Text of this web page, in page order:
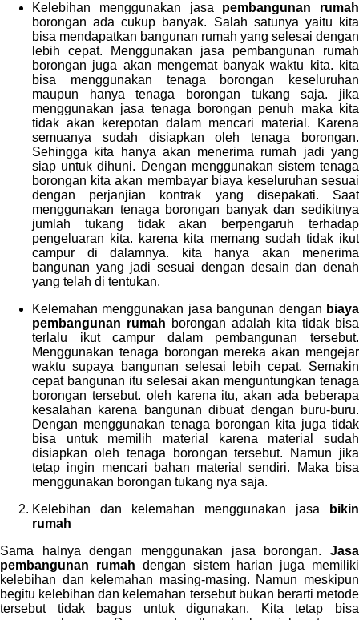
Kelebihan menggunakan jasa pembangunan rumah
borongan ada cukup banyak. Salah satunya yaitu kita
bisa mendapatkan bangunan rumah yang selesai dengan
lebih cepat. Menggunakan jasa pembangunan rumah
borongan juga akan mengemat banyak waktu kita. kita
bisa menggunakan tenaga borongan keseluruhan
maupun hanya tenaga borongan tukang saja. jika
menggunakan jasa tenaga borongan penuh maka kita
tidak akan kerepotan dalam mencari material. Karena
semuanya sudah disiapkan oleh tenaga borongan.
Sehingga kita hanya akan menerima rumah jadi yang
siap untuk dihuni. Dengan menggunakan sistem tenaga
borongan kita akan membayar biaya keseluruhan sesuai
dengan perjanjian kontrak yang disepakati. Saat
menggunakan tenaga borongan banyak dan sedikitnya
jumlah tukang tidak akan berpengaruh terhadap
pengeluaran kita. karena kita memang sudah tidak ikut
campur di dalamnya. kita hanya akan menerima
bangunan yang jadi sesuai dengan desain dan denah
yang telah di tentukan.
Kelemahan menggunakan jasa bangunan dengan biaya
pembangunan rumah borongan adalah kita tidak bisa
terlalu ikut campur dalam pembangunan tersebut.
Menggunakan tenaga borongan mereka akan mengejar
waktu supaya bangunan selesai lebih cepat. Semakin
cepat bangunan itu selesai akan menguntungkan tenaga
borongan tersebut. oleh karena itu, akan ada beberapa
kesalahan karena bangunan dibuat dengan buru-buru.
Dengan menggunakan tenaga borongan kita juga tidak
bisa untuk memilih material karena material sudah
disiapkan oleh tenaga borongan tersebut. Namun jika
tetap ingin mencari bahan material sendiri. Maka bisa
menggunakan borongan tukang nya saja.
Kelebihan dan kelemahan menggunakan jasa
bikin
rumah
Sama halnya dengan menggunakan jasa borongan. Jasa
pembangunan rumah dengan sistem harian juga memiliki
kelebihan dan kelemahan masing-masing. Namun meskipun
begitu kelebihan dan kelemahan tersebut bukan berarti metode
tersebut tidak bagus untuk digunakan. Kita tetap bisa